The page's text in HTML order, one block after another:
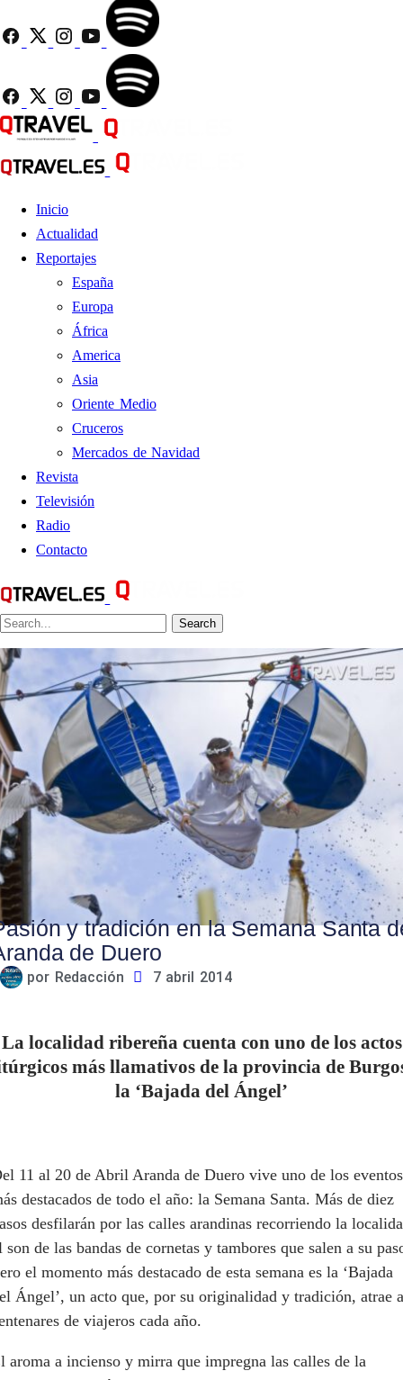
Inicio
Actualidad
Reportajes
España
Europa
África
America
Asia
Oriente Medio
Cruceros
Mercados de Navidad
Revista
Televisión
Radio
Contacto
Search
y tradición en la Semana Santa
de Duero
por Redacción 7 abril 2014
La localidad ribereña cuenta con uno de los actos
más llamativos de la provincia de
la ‘Bajada del Ángel’
11 al 20 de Abril Aranda de Duero vive uno de los eventos
destacados de todo el año: la Semana Santa. Más de diez
desfilarán por las calles arandinas recorriendo la
son de las bandas de cornetas y tambores que salen a su
el momento más destacado de esta semana es la ‘Bajada
Ángel’, un acto que, por su originalidad y tradición, atrae a
de viajeros cada año.
aroma a incienso y mirra que impregna las calles de la